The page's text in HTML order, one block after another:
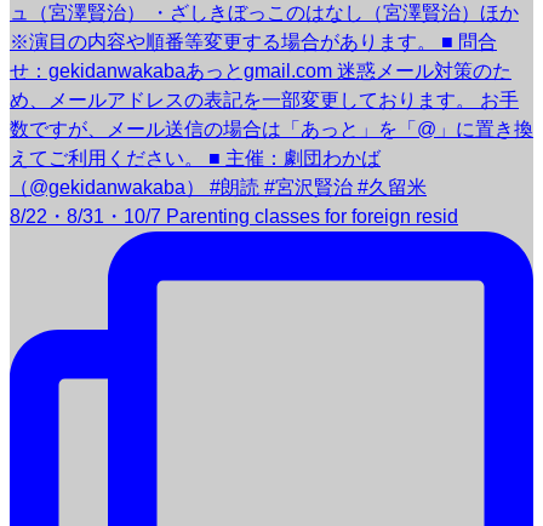
8/22・8/31・10/7 Parenting classes for foreign resid